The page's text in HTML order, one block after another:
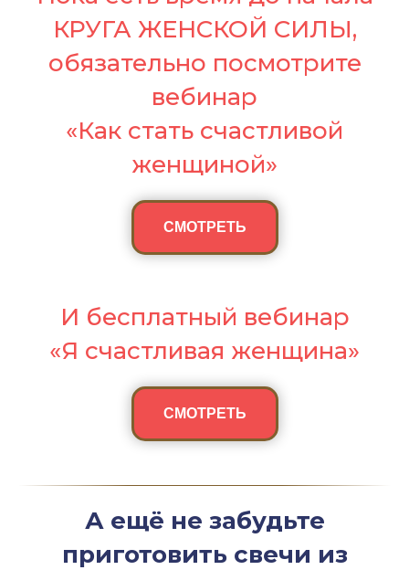
КРУГА ЖЕНСКОЙ СИЛЫ,
обязательно посмотрите
вебинар
«Как стать счастливой
женщиной»
СМОТРЕТЬ
И бесплатный вебинар
«Я счастливая женщина»
СМОТРЕТЬ
А ещё не забудьте
приготовить свечи из